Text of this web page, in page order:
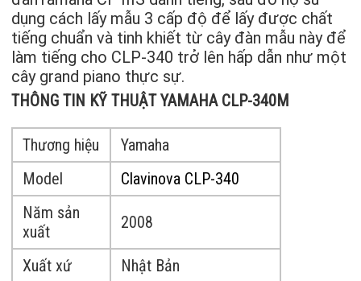
dụng cách lấy mẫu 3 cấp độ để lấy được chất
tiếng chuẩn và tinh khiết từ cây đàn mẫu này để
làm tiếng cho CLP-340 trở lên hấp dẫn như một
cây grand piano thực sự.
THÔNG TIN KỸ THUẬT YAMAHA CLP-340M
Thương hiệu
Yamaha
Model
Clavinova CLP-340
Năm sản
xuất
2008
Xuất xứ Nhật Bản